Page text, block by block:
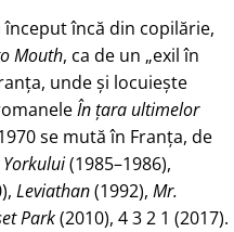
început încă din copilărie,
Mouth, ca de un „exil în
unde și locuiește
În țara ultimelor
se mută în Franța, de
Yorkului(1985–1986),
Leviathan(1992), Mr.
Park(2010), 4 3 2 1 (2017).